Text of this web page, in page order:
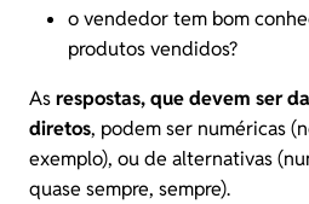
o vendedor tem bom
produtos vendidos?
Asrespostas, que devem ser
diretos, podem ser numéricas
exemplo), ou de alternativas
quase sempre, sempre).